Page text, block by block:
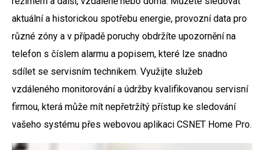
aktuální a historickou spotřebu energie, provozní data pro
různé zóny a v případě poruchy obdržíte upozornění na
telefon s číslem alarmu a popisem, které lze snadno
sdílet se servisním technikem. Využijte služeb
vzdáleného monitorování a údržby kvalifikovanou servisní
firmou, která může mít nepřetržítý přístup ke sledování
vašeho systému přes webovou aplikaci CSNET Home Pro.